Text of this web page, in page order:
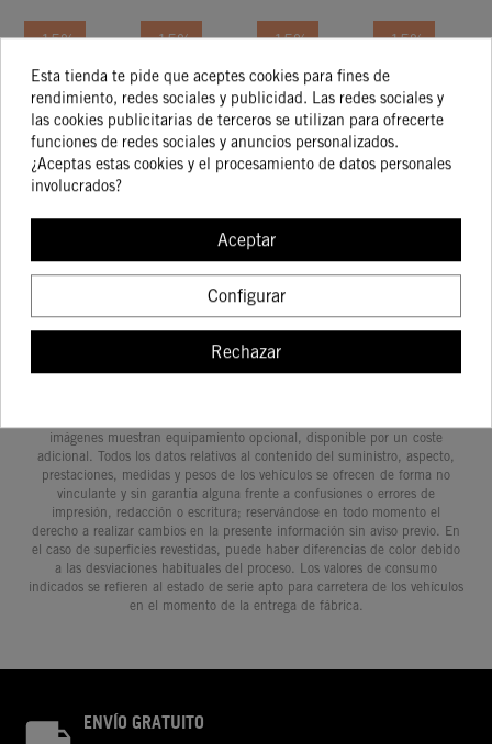
-15%
HORQUILLA
EN
CARBONO
118,04 €
100,33 €
COMPRAR
-15%
PROTECTOR
TPS EN
CARBONO
55,84 €
47,47 €
COMPRAR
-15%
Protección
Para
Cables Del
Alternador
99,04 €
84,18 €
COMPRAR
-15%
PROTECTOR
DEL GRIFO
DE
GASOLINA
CARBONO
43,32 €
36,82 €
imágenes muestran equipamiento opcional, disponible por un coste
adicional. Todos los datos relativos al contenido del suministro, aspecto,
prestaciones, medidas y pesos de los vehículos se ofrecen de forma no
vinculante y sin garantía alguna frente a confusiones o errores de
impresión, redacción o escritura; reservándose en todo momento el
derecho a realizar cambios en la presente información sin aviso previo. En
el caso de superficies revestidas, puede haber diferencias de color debido
a las desviaciones habituales del proceso. Los valores de consumo
indicados se refieren al estado de serie apto para carretera de los vehículos
en el momento de la entrega de fábrica.
ENVÍO GRATUITO
Esta tienda te pide que aceptes cookies para fines de
rendimiento, redes sociales y publicidad. Las redes sociales y
las cookies publicitarias de terceros se utilizan para ofrecerte
funciones de redes sociales y anuncios personalizados.
¿Aceptas estas cookies y el procesamiento de datos personales
involucrados?
Aceptar
Configurar
Rechazar